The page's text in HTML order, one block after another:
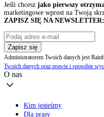
Jeśli chcesz jako pierwszy
marketingowe wprost na Twoją
ZAPISZ SIĘ NA NEWSLETTER:
Zapisz się
Administratorem Twoich danych jest
Twoich danych oraz prawie i sposobie
O nas
Kim jesteśmy
Dla prasy